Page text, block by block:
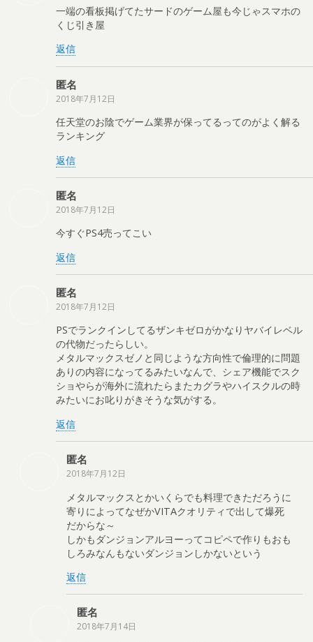
一端の看板掲げてたサードのゲーム屋も今じゃスマホの
くじ引き屋
返信
匿名
2018年7月12日
任天堂のお陰でゲーム業界が保ってるってのがよく解る
ランキング
返信
匿名
2018年7月12日
今すぐPS4売ってこい
返信
匿名
2018年7月12日
PSでランクインしてるザンキゼロがかなりヤバイレベル
の代物だったらしい。
メタルマックスゼノと同じような方向性で倫理的に問題
ありの内容になってるみたいなんで、シェア機能でスク
ショやらが海外に流れたらまたカグラやハイスクルの時
みたいにお叱りがきそうな気がする。
返信
匿名
2018年7月12日
メタルマックスとかいくらでも料理できただろうに
寄りによってなぜかVITAクオリティで出して爆死
だからな～
しかもダンジョンアルヨーってコピペで作りもおも
しろみなんもないダンジョンしかないという
返信
匿名
2018年7月14日